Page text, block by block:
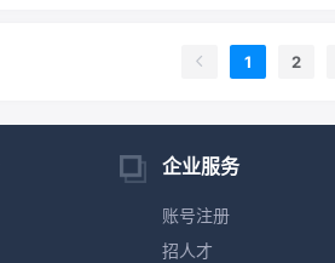
1 2
企业服务
账号注册
招人才